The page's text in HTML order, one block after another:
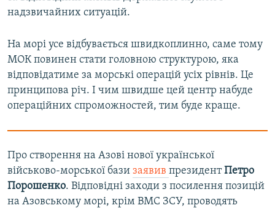
надзвичайних ситуацій.
На морі усе відбувається швидкоплинно, саме тому
МОК повинен стати головною структурою, яка
відповідатиме за морські операцій усіх рівнів. Це
принципова річ. І чим швидше цей центр набуде
операційних спроможностей, тим буде краще.
Про створення на Азові нової української
військово-морської бази заявив президентПетро
Порошенко. Відповідні заходи з посилення позицій
на Азовському морі, крім ВМС ЗСУ, проводять